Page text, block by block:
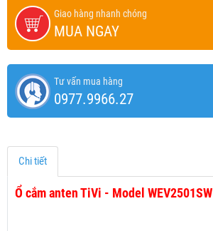
Giao hàng nhanh chóng
MUA NGAY
Tư vấn mua hàng
0977.9966.27
Chi tiết
Ổ cắm anten TiVi - Model WEV2501SW